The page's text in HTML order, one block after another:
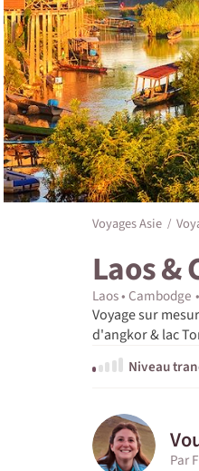
Voyages Asie
Laos &
Laos Cambodge
Voyage sur
d'angkor & lac
Niveau
Par